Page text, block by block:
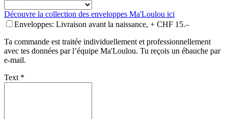
Découvre la collection des enveloppes Ma'Loulou ici
Enveloppes: Livraison avant la naissance, + CHF 15.–
Ta commande est traitée individuellement et professionnellement
avec tes données par l’équipe Ma'Loulou. Tu reçois un ébauche par
e-mail.
Text *